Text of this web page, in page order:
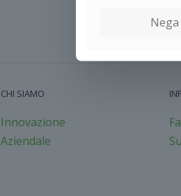
CHI SIAMO
Innovazione
Aziendale
Nega